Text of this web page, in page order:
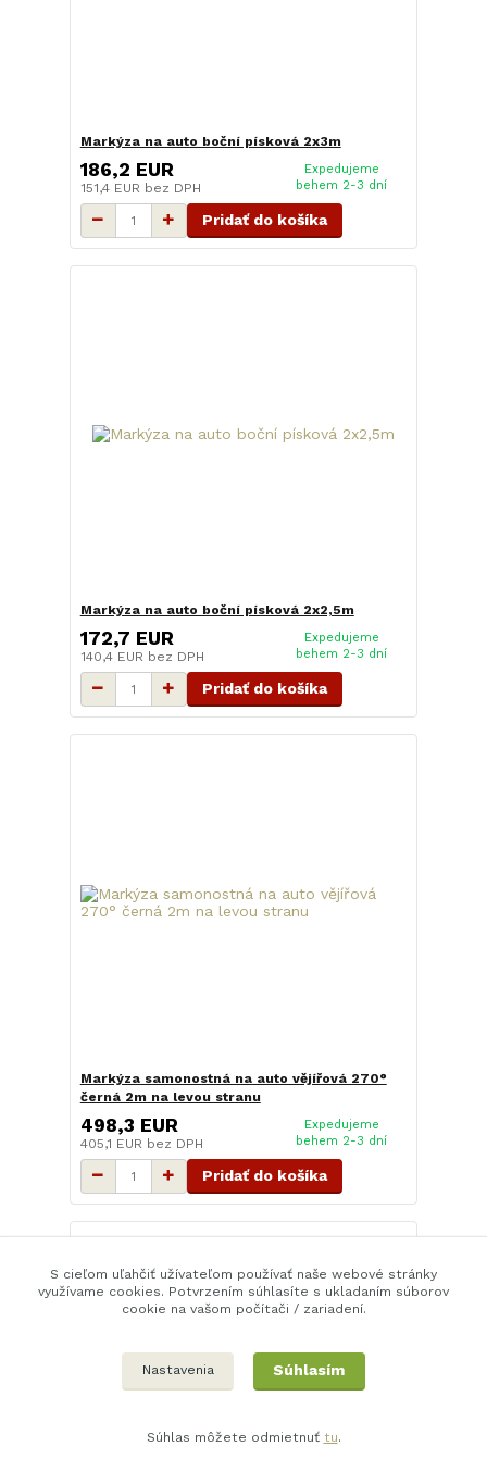
Markýza na auto boční písková 2x3m
186,2 EUR
151,4 EUR bez DPH
Expedujeme
behem 2-3 dní
Pridať do košíka
Markýza na auto boční písková 2x2,5m
172,7 EUR
140,4 EUR bez DPH
Expedujeme
behem 2-3 dní
Pridať do košíka
Markýza samonostná na auto vějířová 270°
černá 2m na levou stranu
498,3 EUR
405,1 EUR bez DPH
Expedujeme
behem 2-3 dní
Pridať do košíka
S cieľom uľahčiť užívateľom používať naše webové stránky
využívame cookies. Potvrzením súhlasíte s ukladaním súborov
cookie na vašom počítači / zariadení.
Nastavenia Súhlasím
Súhlas môžete odmietnuť tu.